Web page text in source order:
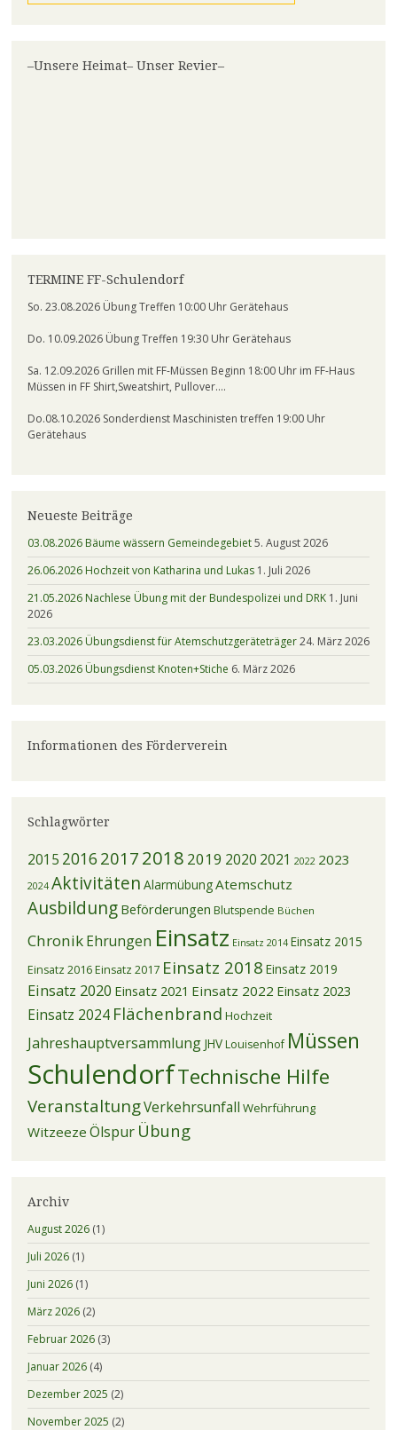
–Unsere Heimat– Unser Revier–
TERMINE FF-Schulendorf
So. 23.08.2026 Übung Treffen 10:00 Uhr Gerätehaus
Do. 10.09.2026 Übung Treffen 19:30 Uhr Gerätehaus
Sa. 12.09.2026 Grillen mit FF-Müssen Beginn 18:00 Uhr im FF-Haus
Müssen in FF Shirt,Sweatshirt, Pullover….
Do.08.10.2026 Sonderdienst Maschinisten treffen 19:00 Uhr
Gerätehaus
Neueste Beiträge
03.08.2026 Bäume wässern Gemeindegebiet5. August 2026
26.06.2026 Hochzeit von Katharina und Lukas 1. Juli 2026
21.05.2026 Nachlese Übung mit der Bundespolizei und DRK 1. Juni
2026
23.03.2026 Übungsdienst für Atemschutzgeräteträger24. März 2026
05.03.2026 Übungsdienst Knoten+Stiche 6. März 2026
Informationen des Förderverein
Schlagwörter
2015 2016 2017 2018 2019 2020 2021 2022 2023
2024 Aktivitäten AlarmübungAtemschutz
Ausbildung Beförderungen Blutspende Büchen
ChronikEhrungen Einsatz Einsatz 2014 Einsatz 2015
Einsatz 2016Einsatz 2017 Einsatz 2018 Einsatz 2019
Einsatz 2020 Einsatz 2021 Einsatz 2022 Einsatz 2023
Einsatz 2024 Flächenbrand Hochzeit
Jahreshauptversammlung JHVLouisenhof Müssen
SchulendorfTechnische Hilfe
VeranstaltungVerkehrsunfall Wehrführung
Witzeeze Ölspur Übung
Archiv
August 2026(1)
Juli 2026(1)
Juni 2026(1)
März 2026(2)
Februar 2026(3)
Januar 2026(4)
Dezember 2025 (2)
November 2025 (2)